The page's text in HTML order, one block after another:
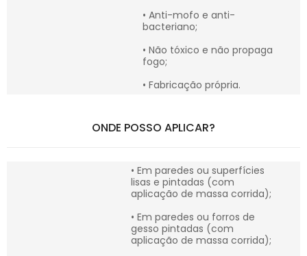
• Anti-mofo e anti-
bacteriano;
• Não tóxico e não propaga
fogo;
• Fabricação própria.
ONDE POSSO APLICAR?
• Em paredes ou superfícies
lisas e pintadas (com
aplicação de massa corrida);
• Em paredes ou forros de
gesso pintadas (com
aplicação de massa corrida);